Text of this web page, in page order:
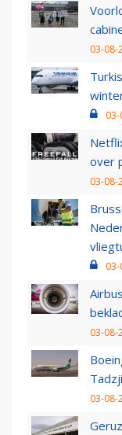
03-08-
over
03-08-
03-
03-08-
03-08-